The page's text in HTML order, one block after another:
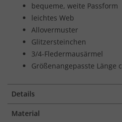
bequeme, weite Passform
leichtes Web
Allovermuster
Glitzersteinchen
3/4-Fledermausärmel
Größenangepasste Länge
Details
Material